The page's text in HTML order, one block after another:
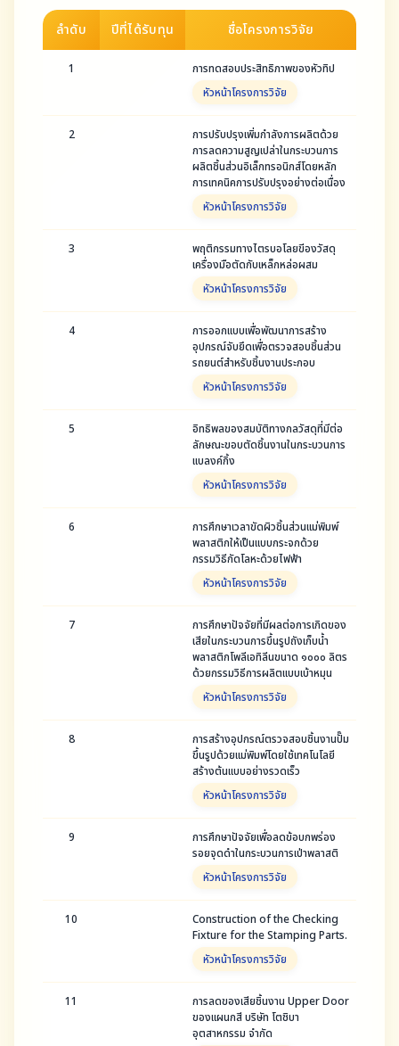
ลำดับ ปีที่ได้รับทุน ชื่อโครงการวิจัย
1
การทดสอบประสิทธิภาพของหัวทิป
หัวหน้าโครงการวิจัย
2
การปรับปรุงเพิ่มกำลังการผลิตด้วย
การลดความสูญเปล่าในกระบวนการ
ผลิตชิ้นส่วนอิเล็กทรอนิกส์โดยหลัก
การเทคนิคการปรับปรุงอย่างต่อเนื่อง
หัวหน้าโครงการวิจัย
3
พฤติกรรมทางไตรบอโลยขีองวัสดุ
เครื่องมือตัดกับเหล็กหล่อผสม
หัวหน้าโครงการวิจัย
4
การออกแบบเพื่อพัฒนาการสร้าง
อุปกรณ์จับยึดเพื่อตรวจสอบชิ้นส่วน
รถยนต์สำหรับชิ้นงานประกอบ
หัวหน้าโครงการวิจัย
5
อิทธิพลของสมบัติทางกลวัสดุที่มีต่อ
ลักษณะขอบตัดชิ้นงานในกระบวนการ
แบลงค์กิ้ง
หัวหน้าโครงการวิจัย
6
การศึกษาเวลาขัดผิวชิ้นส่วนแม่พิมพ์
พลาสติกให้เป็นแบบกระจกด้วย
กรรมวิธีกัดโลหะด้วยไฟฟ้า
หัวหน้าโครงการวิจัย
7
การศึกษาปัจจัยที่มีผลต่อการเกิดของ
เสียในกระบวนการขึ้นรูปถังเก็บน้ำ
พลาสติกโพลีเอทิลีนขนาด ๑๐๐๐ ลิตร
ด้วยกรรมวิธีการผลิตแบบเบ้าหมุน
หัวหน้าโครงการวิจัย
8
การสร้างอุปกรณ์ตรวจสอบชิ้นงานปั๊ม
ขึ้นรูปด้วยแม่พิมพ์โดยใช้เทคโนโลยี
สร้างต้นแบบอย่างรวดเร็ว
หัวหน้าโครงการวิจัย
9
การศึกษาปัจจัยเพื่อลดข้อบกพร่อง
รอยจุดดำในกระบวนการเป่าพลาสติ
หัวหน้าโครงการวิจัย
10
Construction of the Checking
Fixture for the Stamping Parts.
หัวหน้าโครงการวิจัย
11
การลดของเสียชิ้นงาน Upper Door
ของแผนกสี บริษัท โตชิบา
อุตสาหกรรม จำกัด